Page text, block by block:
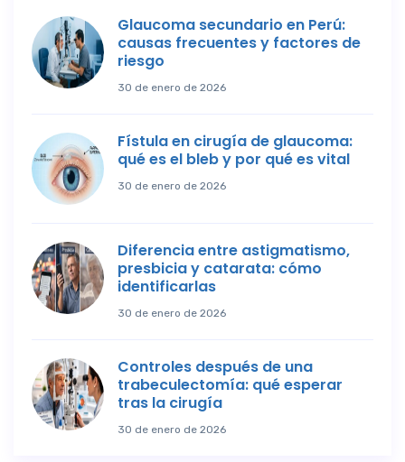
Glaucoma secundario en Perú:
causas frecuentes y factores de
riesgo
30 de enero de 2026
Fístula en cirugía de glaucoma:
qué es el bleb y por qué es vital
30 de enero de 2026
Diferencia entre astigmatismo,
presbicia y catarata: cómo
identificarlas
30 de enero de 2026
Controles después de una
trabeculectomía: qué esperar
tras la cirugía
30 de enero de 2026